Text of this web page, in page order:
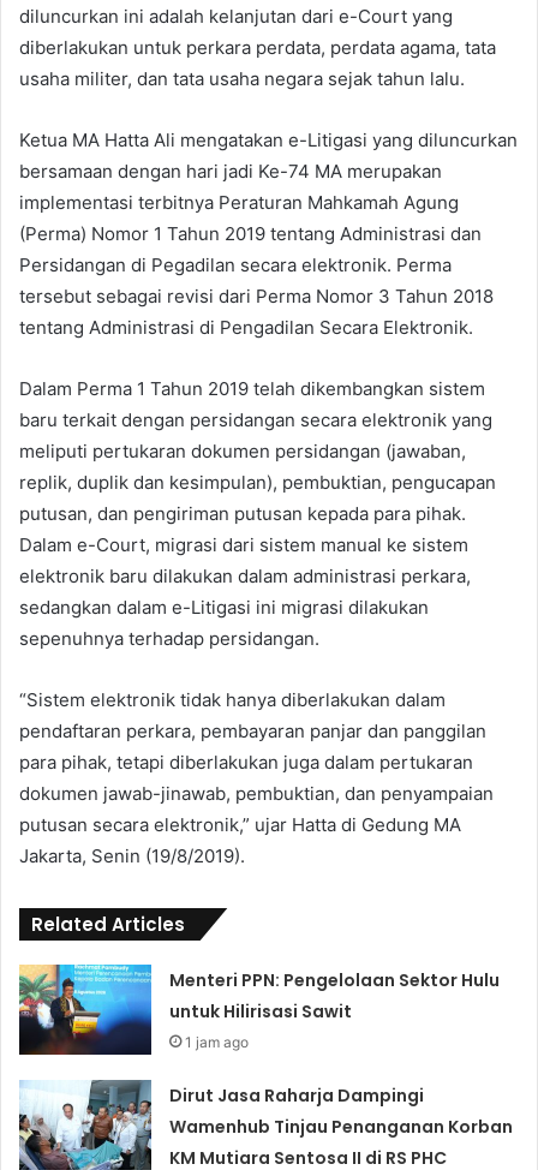
diluncurkan ini adalah kelanjutan dari e-Court yang
diberlakukan untuk perkara perdata, perdata agama, tata
usaha militer, dan tata usaha negara sejak tahun lalu.
Ketua MA Hatta Ali mengatakan e-Litigasi yang diluncurkan
bersamaan dengan hari jadi Ke-74 MA merupakan
implementasi terbitnya Peraturan Mahkamah Agung
(Perma) Nomor 1 Tahun 2019 tentang Administrasi dan
Persidangan di Pegadilan secara elektronik. Perma
tersebut sebagai revisi dari Perma Nomor 3 Tahun 2018
tentang Administrasi di Pengadilan Secara Elektronik.
Dalam Perma 1 Tahun 2019 telah dikembangkan sistem
baru terkait dengan persidangan secara elektronik yang
meliputi pertukaran dokumen persidangan (jawaban,
replik, duplik dan kesimpulan), pembuktian, pengucapan
putusan, dan pengiriman putusan kepada para pihak.
Dalam e-Court, migrasi dari sistem manual ke sistem
elektronik baru dilakukan dalam administrasi perkara,
sedangkan dalam e-Litigasi ini migrasi dilakukan
sepenuhnya terhadap persidangan.
“Sistem elektronik tidak hanya diberlakukan dalam
pendaftaran perkara, pembayaran panjar dan panggilan
para pihak, tetapi diberlakukan juga dalam pertukaran
dokumen jawab-jinawab, pembuktian, dan penyampaian
putusan secara elektronik,” ujar Hatta di Gedung MA
Jakarta, Senin (19/8/2019).
Related Articles
Menteri PPN: Pengelolaan Sektor Hulu
untuk Hilirisasi Sawit
1 jam ago
Dirut Jasa Raharja Dampingi
Wamenhub Tinjau Penanganan Korban
KM Mutiara Sentosa II di RS PHC